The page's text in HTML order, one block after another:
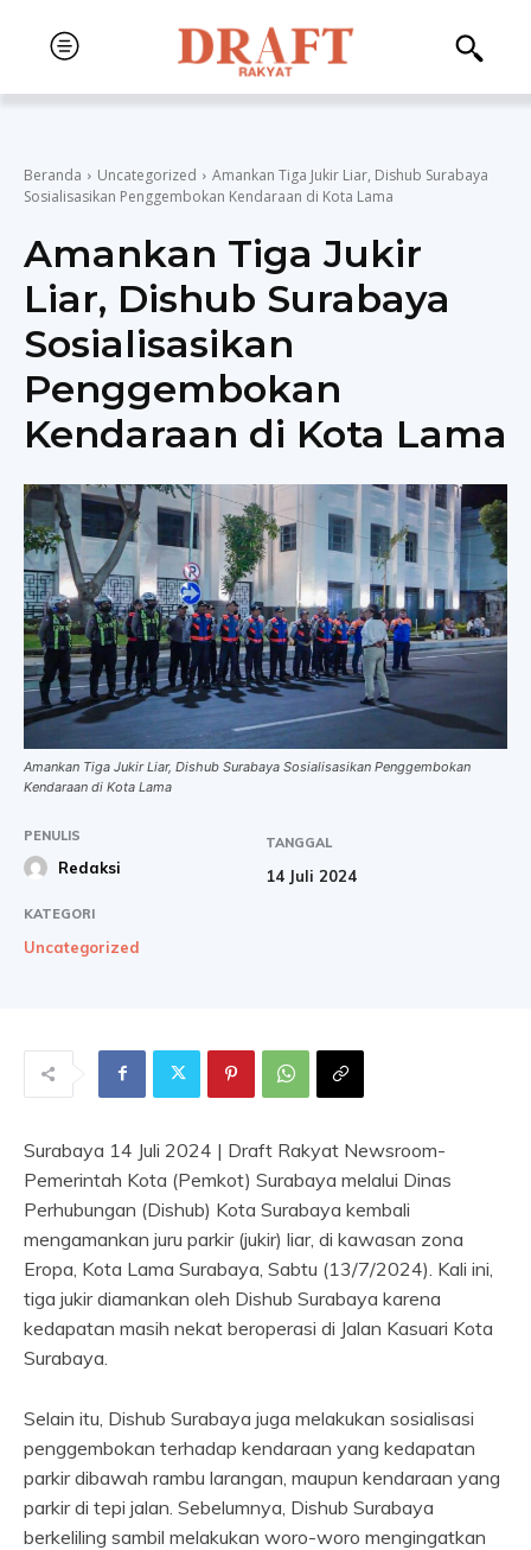
Beranda Uncategorized
Amankan Tiga Jukir Liar, Dishub Surabaya
Sosialisasikan Penggembokan Kendaraan di Kota Lama
Amankan Tiga Jukir
Liar, Dishub Surabaya
Sosialisasikan
Penggembokan
Kendaraan di Kota Lama
Amankan Tiga Jukir Liar, Dishub Surabaya Sosialisasikan Penggembokan
Kendaraan di Kota Lama
PENULIS
Redaksi
TANGGAL
14 Juli 2024
KATEGORI
Uncategorized
Surabaya 14 Juli 2024 | Draft Rakyat Newsroom-
Pemerintah Kota (Pemkot) Surabaya melalui Dinas
Perhubungan (Dishub) Kota Surabaya kembali
mengamankan juru parkir (jukir) liar, di kawasan zona
Eropa, Kota Lama Surabaya, Sabtu (13/7/2024). Kali ini,
tiga jukir diamankan oleh Dishub Surabaya karena
kedapatan masih nekat beroperasi di Jalan Kasuari Kota
Surabaya.
Selain itu, Dishub Surabaya juga melakukan sosialisasi
penggembokan terhadap kendaraan yang kedapatan
parkir dibawah rambu larangan, maupun kendaraan yang
parkir di tepi jalan. Sebelumnya, Dishub Surabaya
berkeliling sambil melakukan woro-woro mengingatkan